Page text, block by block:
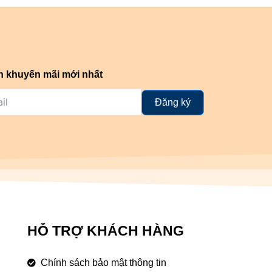
khuyến mãi mới nhất
Đăng ký
HỖ TRỢ KHÁCH HÀNG
Chính sách bảo mật thông tin